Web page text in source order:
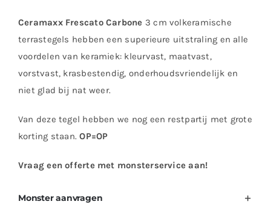
Ceramaxx Frescato Carbone 3 cm volkeramische
terrastegels hebben een superieure uitstraling en alle
voordelen van keramiek: kleurvast, maatvast,
vorstvast, krasbestendig, onderhoudsvriendelijk en
niet glad bij nat weer.
Van deze tegel hebben we nog een restpartij met grote
korting staan.OP=OP
Vraag een offerte met monsterservice aan!
Monster aanvragen